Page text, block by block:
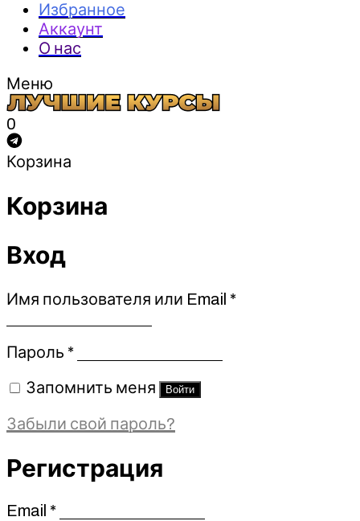
Избранное
Аккаунт
О нас
Меню
0
Корзина
Корзина
Вход
Имя пользователя или Email *Обязательно
Пароль *Обязательно
Запомнить меня Войти
Забыли свой пароль?
Регистрация
Email *Обязательно